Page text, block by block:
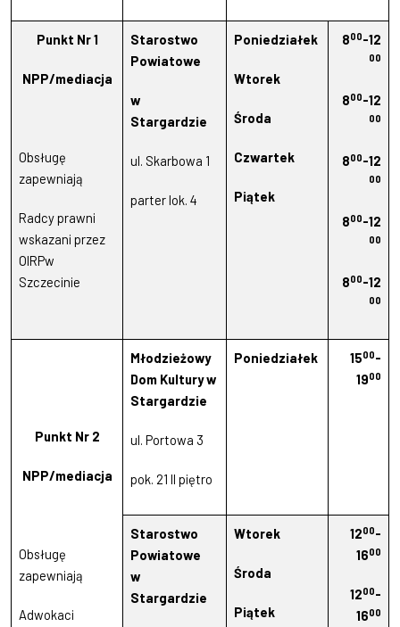
Punkt Nr 1
NPP/mediacja
Obsługę
zapewniają
Radcy prawni
wskazani przez
OIRPw
Szczecinie
Starostwo
Powiatowe
w
Stargardzie
ul. Skarbowa 1
parter lok. 4
Poniedziałek
Wtorek
Środa
Czwartek
Piątek
800-12
00
800-12
00
800-12
00
800-12
00
800-12
00
Punkt Nr 2
NPP/mediacja
Obsługę
zapewniają
Adwokaci
Młodzieżowy
Dom Kultury w
Stargardzie
ul. Portowa 3
pok. 21 II piętro
Poniedziałek 1500-
1900
Starostwo
Powiatowe
w
Stargardzie
Wtorek
Środa
Piątek
1200-
1600
1200-
1600